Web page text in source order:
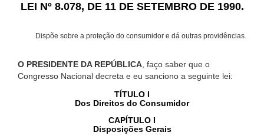
LEI Nº 8.078, DE 11 DE SETEMBRO DE 1990.
Dispõe sobre a proteção do consumidor e dá outras providências.
O PRESIDENTE DA REPÚBLICA , faço saber que o
Congresso Nacional decreta e eu sanciono a seguinte lei:
TÍTULO I
Dos Direitos do Consumidor
CAPÍTULO I
Disposições Gerais